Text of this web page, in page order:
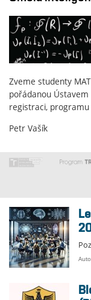
Zveme studenty
pořádanou
registraci,
Petr Vašík
Letní škola umělé inteligence
Blended Intensive Programme